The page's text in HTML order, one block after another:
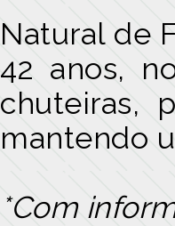
Natural de
42 anos,
chuteiras,
mantendo
*Com